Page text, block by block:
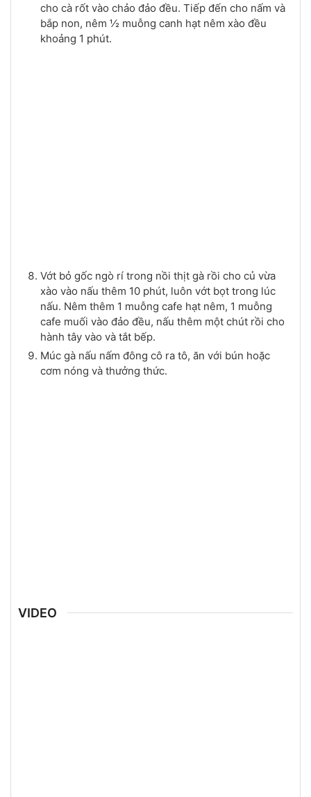
cho cà rốt vào chảo đảo đều. Tiếp đến cho nấm và
bắp non, nêm ½ muỗng canh hạt nêm xào đều
khoảng 1 phút.
Vớt bỏ gốc ngò rí trong nồi thịt gà rồi cho củ vừa
xào vào nấu thêm 10 phút, luôn vớt bọt trong lúc
nấu. Nêm thêm 1 muỗng cafe hạt nêm, 1 muỗng
cafe muối vào đảo đều, nấu thêm một chút rồi cho
hành tây vào và tắt bếp.
Múc gà nấu nấm đông cô ra tô, ăn với bún hoặc
cơm nóng và thưởng thức.
VIDEO